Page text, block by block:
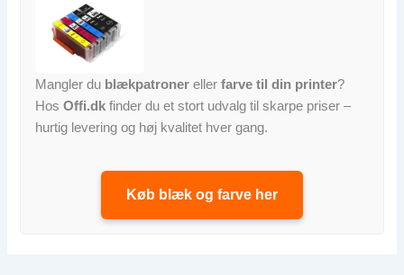
Mangler du blækpatroner ellerfarve til din printer?
HosOffi.dk finder du et stort udvalg til skarpe priser –
hurtig levering og høj kvalitet hver gang.
Køb blæk og farve her